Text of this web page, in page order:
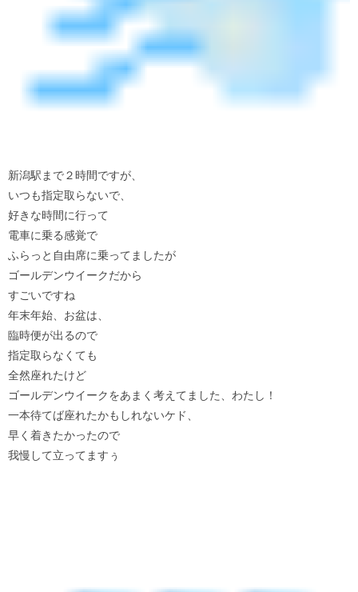
新潟駅まで２時間ですが、
いつも指定取らないで、
好きな時間に行って
電車に乗る感覚で
ふらっと自由席に乗ってましたが
ゴールデンウイークだから
すごいですね
年末年始、お盆は、
臨時便が出るので
指定取らなくても
全然座れたけど
ゴールデンウイークをあまく考えてました、わたし！
一本待てば座れたかもしれないケド、
早く着きたかったので
我慢して立ってますぅ